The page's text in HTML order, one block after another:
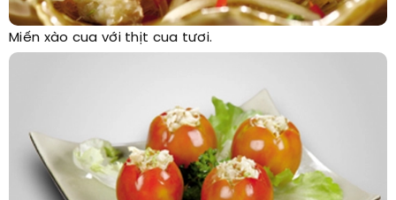
Miến xào cua với thịt cua tươi.